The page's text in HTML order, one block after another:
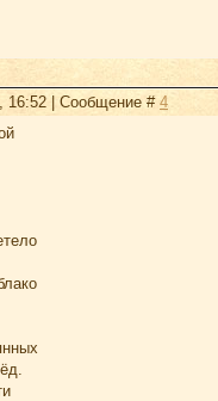
16:52 | Сообщение # 4